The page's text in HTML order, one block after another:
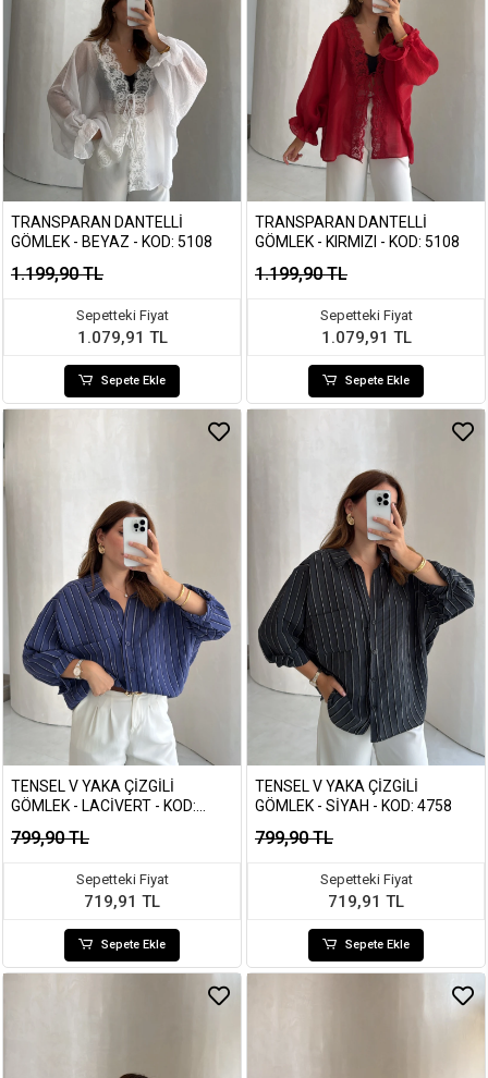
TRANSPARAN DANTELLI
GÖMLEK - BEYAZ - KOD: 5108
1.199,90 TL
Sepetteki Fiyat
1.079,91 TL
Sepete Ekle
TRANSPARAN DANTELLI
GÖMLEK - KIRMIZI - KOD: 5108
1.199,90 TL
Sepetteki Fiyat
1.079,91 TL
Sepete Ekle
TENSEL V YAKA ÇIZGILI
GÖMLEK - LACIVERT - KOD:
799,90 TL
Sepetteki Fiyat
719,91 TL
Sepete Ekle
TENSEL V YAKA ÇIZGILI
GÖMLEK - SIYAH - KOD: 4758
799,90 TL
Sepetteki Fiyat
719,91 TL
Sepete Ekle